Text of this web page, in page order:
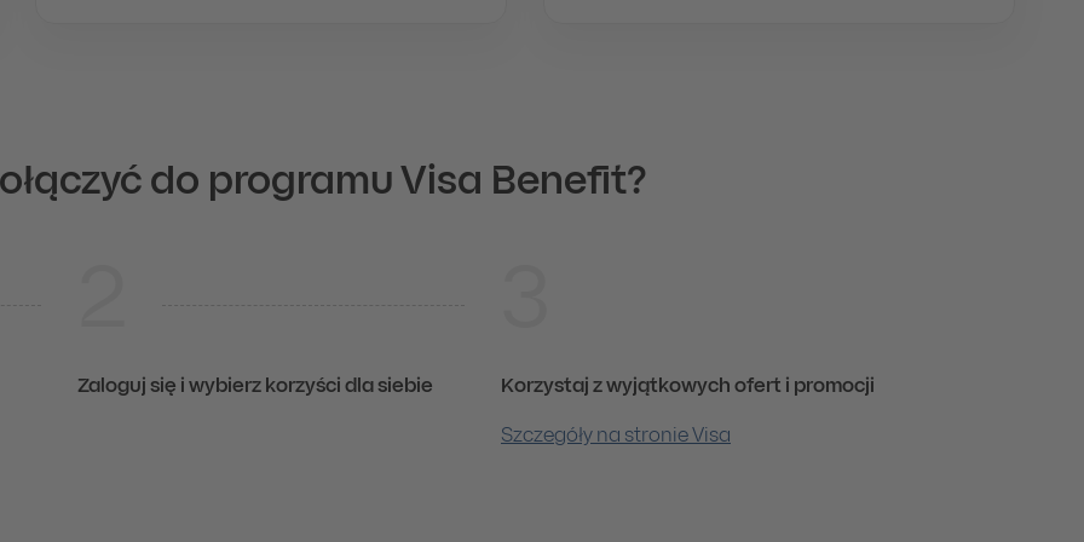
do programu Visa Benefit?
Zaloguj się i wybierz korzyści dla siebie Korzystaj z wyjątkowych ofert i promocji
Szczegóły na stronie Visa